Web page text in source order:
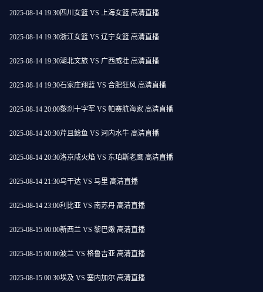
2025-08-14 19:30四川女篮 VS 上海女篮 高清直播
2025-08-14 19:30浙江女篮 VS 辽宁女篮 高清直播
2025-08-14 19:30湖北文旅 VS 广西威壮 高清直播
2025-08-14 19:30石家庄翔蓝 VS 合肥狂风 高清直播
2025-08-14 20:00黎刹十字军 VS 帕赛航海家 高清直播
2025-08-14 20:30芹且鲶鱼 VS 河内水牛 高清直播
2025-08-14 20:30洛京咸火焰 VS 东珀斯老鹰 高清直播
2025-08-14 21:30乌干达 VS 马里 高清直播
2025-08-14 23:00利比亚 VS 南苏丹 高清直播
2025-08-15 00:00新西兰 VS 黎巴嫩 高清直播
2025-08-15 00:00波兰 VS 格鲁吉亚 高清直播
2025-08-15 00:30埃及 VS 塞内加尔 高清直播